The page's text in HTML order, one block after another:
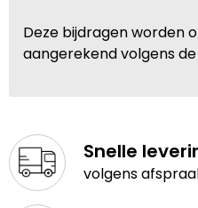
Deze bijdragen worden
aangerekend volgens
Snelle
volgens